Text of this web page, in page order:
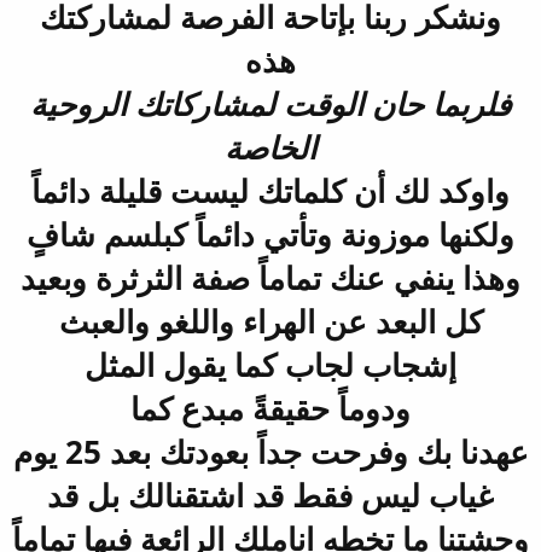
ونشكر ربنا بإتاحة الفرصة لمشاركتك
هذه
فلربما حان الوقت لمشاركاتك الروحية
الخاصة
واوكد لك أن كلماتك ليست قليلة دائماً
ولكنها موزونة وتأتي دائماً كبلسم شافٍ
وهذا ينفي عنك تماماً صفة الثرثرة وبعيد
كل البعد عن الهراء واللغو والعبث
إشجاب لجاب كما يقول المثل
ودوماً حقيقةً مبدع كما
عهدنا بك وفرحت جداً بعودتك بعد 25 يوم
غياب ليس فقط قد اشتقنالك بل قد
وحشتنا ما تخطه اناملك الرائعة فيها تماماً